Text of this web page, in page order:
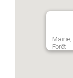
Mairie,
Forêt